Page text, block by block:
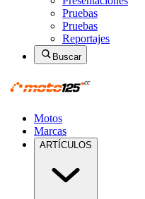
Pruebas
Pruebas
Reportajes
Buscar
Motos
Marcas
ARTÍCULOS